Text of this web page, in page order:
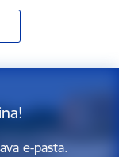
e-pastā.